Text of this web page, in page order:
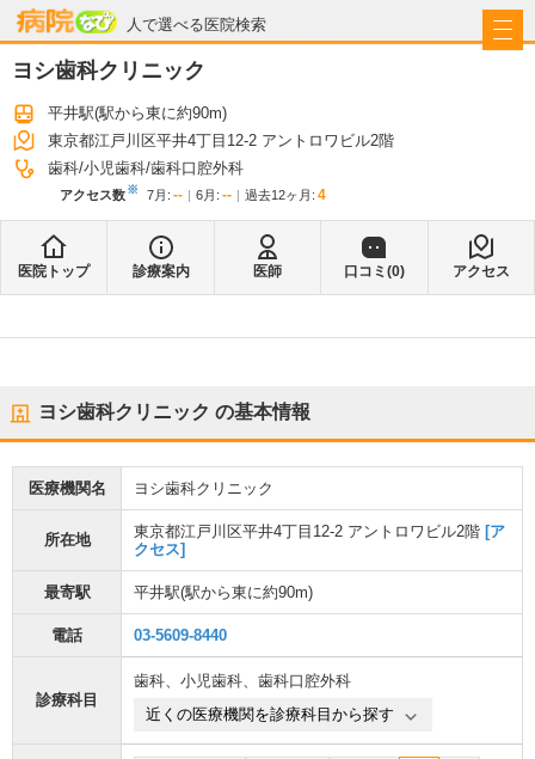
人で選べる医院検索
病院なび
ヨシ歯科クリニック
平井駅(駅から東に約90m)
東京都江戸川区平井4丁目12-2 アントロワビル2階
歯科 小児歯科 歯科口腔外科
アクセス数※ 7月 : -- 6月 : -- 過去12ヶ月: 4
医院トップ 診療案内 医師 口コミ(0) アクセス
ヨシ歯科クリニック の基本情報
医療機関名 ヨシ歯科クリニック
所在地 東京都江戸川区平井4丁目12-2 アントロワビル2階 [ア
クセス]
最寄駅 平井駅(駅から東に約90m)
電話 03-5609-8440
診療科目
歯科、 小児歯科、 歯科口腔外科
近くの医療機関を診療科目から探す